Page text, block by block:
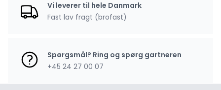
Vi leverer til hele Danmark
Fast lav fragt (brofast)
Spørgsmål? Ring og spørg gartneren
+45 24 27 00 07